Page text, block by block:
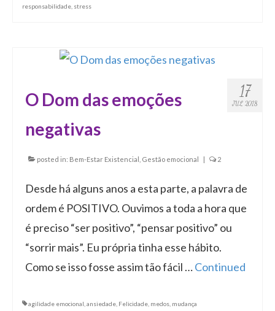
responsabilidade stress
17
JUL 2018
O Dom das emoções
negativas
posted in: Bem-Estar Existencial Gestão emocional | 2
Desde há alguns anos a esta parte, a palavra de
ordem é POSITIVO. Ouvimos a toda a hora que
é preciso “ser positivo”, “pensar positivo” ou
“sorrir mais”. Eu própria tinha esse hábito.
Como se isso fosse assim tão fácil …Continued
agilidade emocional ansiedade Felicidade medos mudança